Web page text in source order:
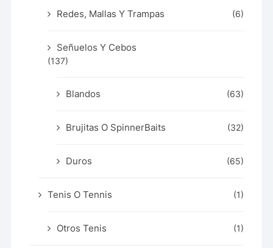
Redes, Mallas Y Trampas (6)
Señuelos Y Cebos
(137)
Blandos (63)
Brujitas O SpinnerBaits (32)
Duros (65)
Tenis O Tennis (1)
Otros Tenis (1)